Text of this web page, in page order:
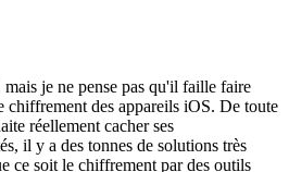
je ne pense pas qu'il faille faire
chiffrement des appareils iOS. De toute
réellement cacher ses
il y a des tonnes de solutions très
ce soit le chiffrement par des outils